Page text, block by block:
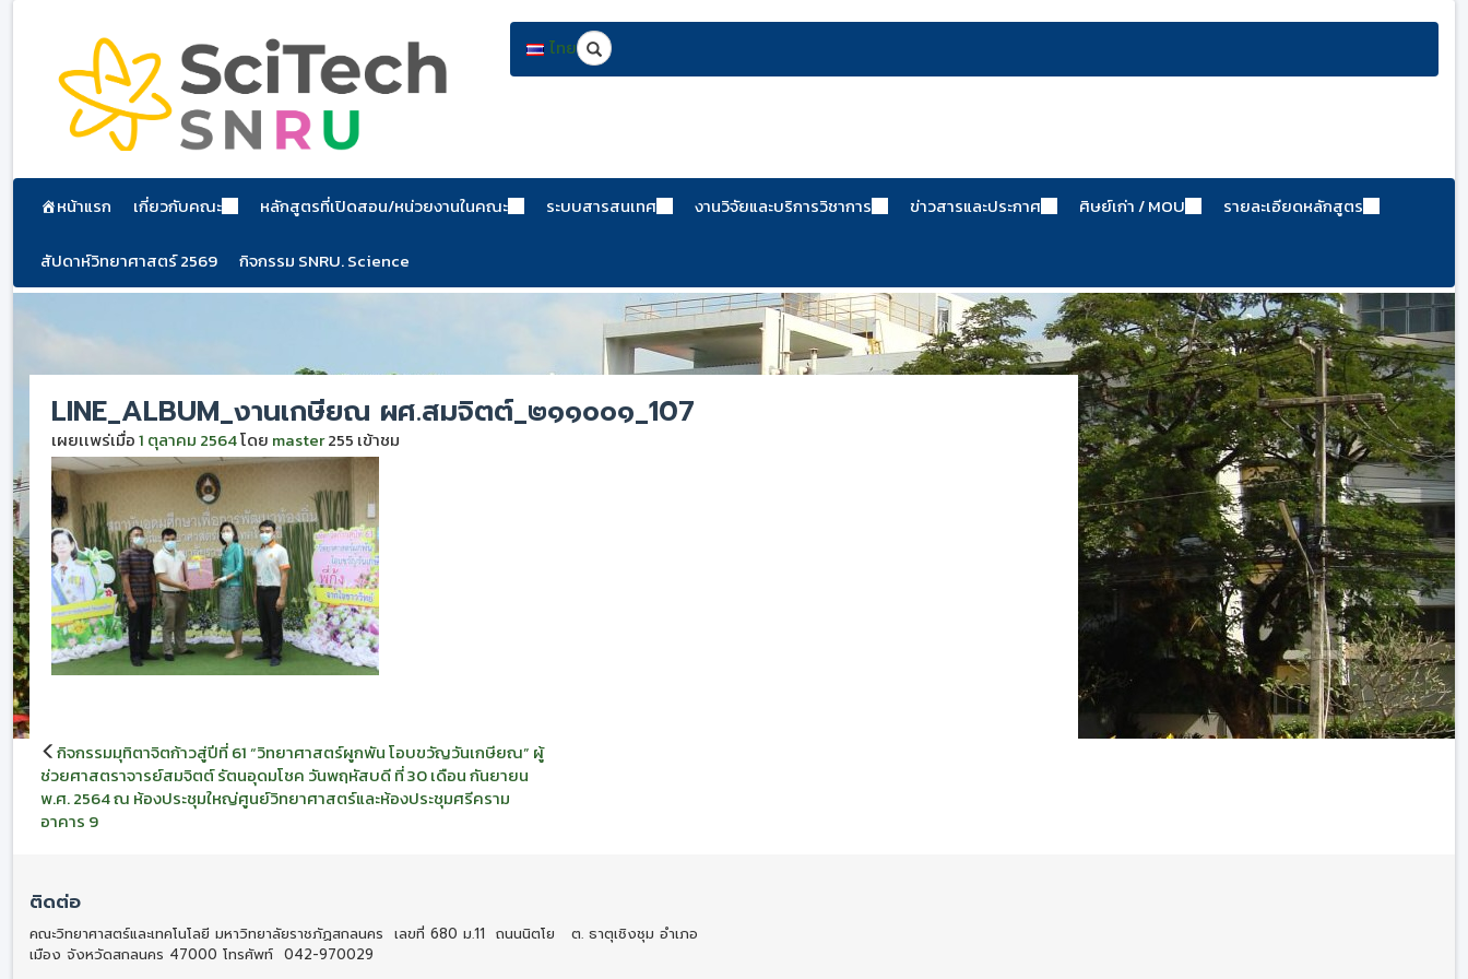
เนื้อหา
ไทยSearch
หน้าแรก เกี่ยวกับคณะ หลักสูตรที่เปิดสอน/หน่วยงานในคณะ ระบบสารสนเทศ งานวิจัยและบริการวิชาการ ข่าวสารและประกาศ ศิษย์เก่า / MOU รายละเอียดหลักสูตร
สัปดาห์วิทยาศาสตร์ 2569 กิจกรรม SNRU. Science
LINE_ALBUM_งานเกษียณ ผศ.สมจิตต์_๒๑๑๐๐๑_107
เผยเเพร่เมื่อ1 ตุลาคม 2564โดย master255 เข้าชม
แนะแนว
เรื่อง
กิจกรรมมุทิตาจิตก้าวสู่ปีที่ 61 “วิทยาศาสตร์ผูกพัน โอบขวัญวันเกษียณ” ผู้
ช่วยศาสตราจารย์สมจิตต์ รัตนอุดมโชค วันพฤหัสบดี ที่ 30 เดือน กันยายน
พ.ศ. 2564 ณ ห้องประชุมใหญ่ศูนย์วิทยาศาสตร์และห้องประชุมศรีคราม
อาคาร 9
ติดต่อ
คณะวิทยาศาสตร์และเทคโนโลยี มหาวิทยาลัยราชภัฏสกลนคร เลขที่ 680 ม.11 ถนนนิตโย ต. ธาตุเชิงชุม อำเภอ
เมือง จังหวัดสกลนคร 47000 โทรศัพท์ 042-970029